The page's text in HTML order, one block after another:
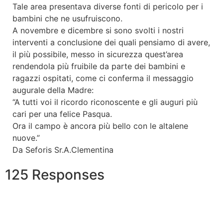
Tale area presentava diverse fonti di pericolo per i
bambini che ne usufruiscono.
A novembre e dicembre si sono svolti i nostri
interventi a conclusione dei quali pensiamo di avere,
il più possibile, messo in sicurezza quest’area
rendendola più fruibile da parte dei bambini e
ragazzi ospitati, come ci conferma il messaggio
augurale della Madre:
“A tutti voi il ricordo riconoscente e gli auguri più
cari per una felice Pasqua.
Ora il campo è ancora più bello con le altalene
nuove.”
Da Seforis Sr.A.Clementina
125 Responses